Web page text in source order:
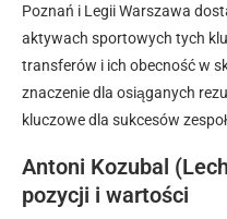
Poznań i Legii Warszawa
aktywach sportowych tych
transferów i ich obecność w
znaczenie dla osiąganych
kluczowe dla sukcesów
Antoni Kozubal
pozycji i wartości